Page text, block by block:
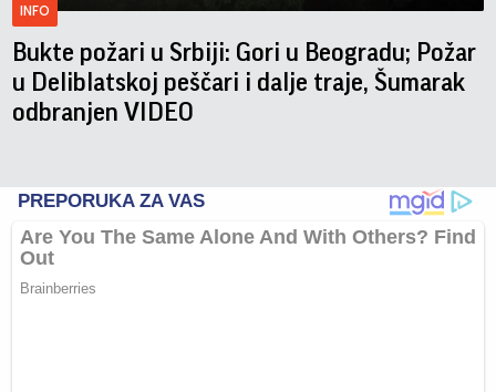
INFO
Bukte požari u Srbiji: Gori u Beogradu; Požar
u Deliblatskoj peščari i dalje traje, Šumarak
odbranjen VIDEO